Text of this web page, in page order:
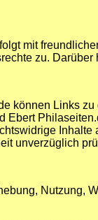
mit
zu.
können Links
Ebert
unverzüglich
Nutzung,